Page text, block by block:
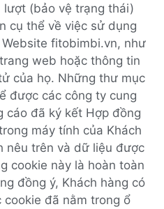
lượt (bảo vệ trạng thái)
cụ thể về việc sử dụng
fitobimbi.vn, như
web hoặc thông tin
của họ. Những thư mục
được các công ty cung
cáo đã ký kết Hợp đồng
máy tính của Khách
nêu trên và dữ liệu được
cookie này là hoàn toàn
đồng ý, Khách hàng có
đã nằm trong ổ